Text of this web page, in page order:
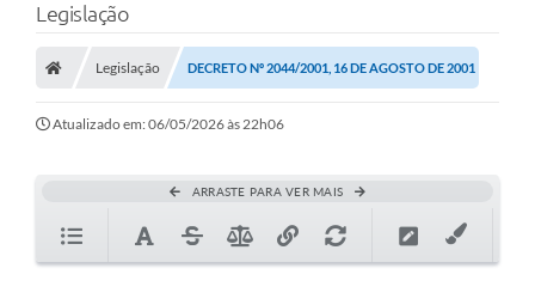
Legislação
Legislação DECRETO Nº 2044/2001, 16 DE AGOSTO DE 2001
Atualizado em: 06/05/2026 às 22h06
ARRASTE PARA VER MAIS